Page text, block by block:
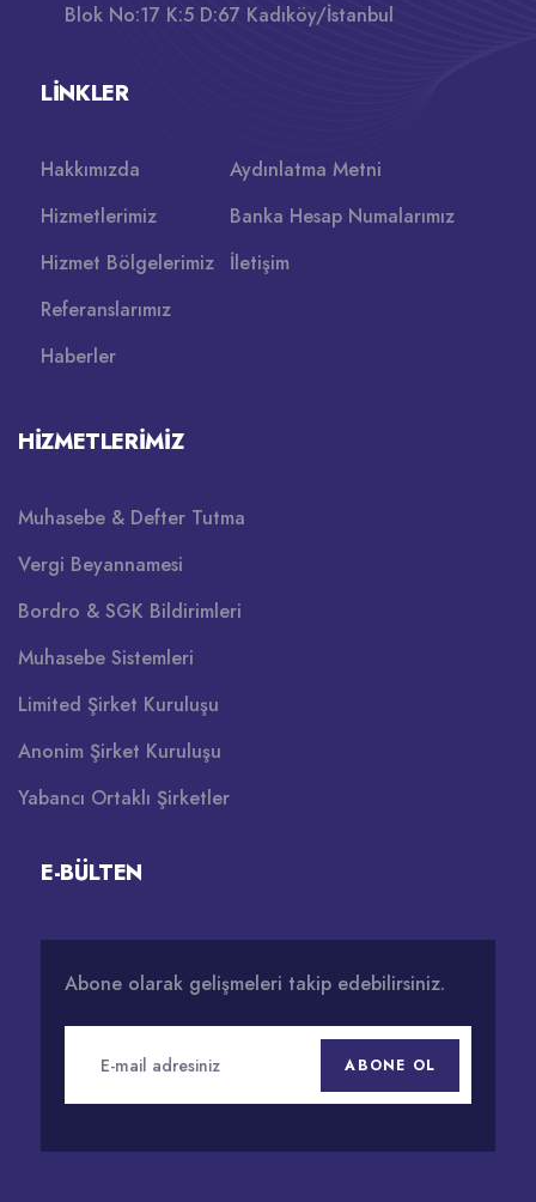
Blok No:17 K:5 D:67 Kadıköy/İstanbul
LINKLER
Hakkımızda
Hizmetlerimiz
Hizmet Bölgelerimiz
Referanslarımız
Haberler
Aydınlatma Metni
Banka Hesap Numalarımız
İletişim
HIZMETLERIMIZ
Muhasebe & Defter Tutma
Vergi Beyannamesi
Bordro & SGK Bildirimleri
Muhasebe Sistemleri
Limited Şirket Kuruluşu
Anonim Şirket Kuruluşu
Yabancı Ortaklı Şirketler
E-BÜLTEN
Abone olarak gelişmeleri takip edebilirsiniz.
ABONE OL